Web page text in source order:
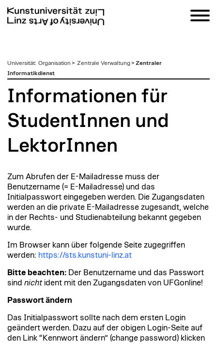
zum
Inhalt
Universität: Organisation > Zentrale Verwaltung> Zentraler
Informatikdienst
Informationen für
StudentInnen und
LektorInnen
Zum Abrufen der E-Mailadresse muss der
Benutzername (= E-Mailadresse) und das
Initialpasswort eingegeben werden. Die Zugangsdaten
werden an die private E-Mailadresse zugesandt, welche
in der Rechts- und Studienabteilung bekannt gegeben
wurde.
Im Browser kann über folgende Seite zugegriffen
werden: https://sts.kunstuni-linz.at
Bitte beachten: Der Benutzername und das Passwort
sind nichtident mit den Zugangsdaten von UFGonline!
Passwort ändern
Das Initialpasswort sollte nach dem ersten Login
geändert werden. Dazu auf der obigen Login-Seite auf
den Link “Kennwort ändern” (change password) klicken